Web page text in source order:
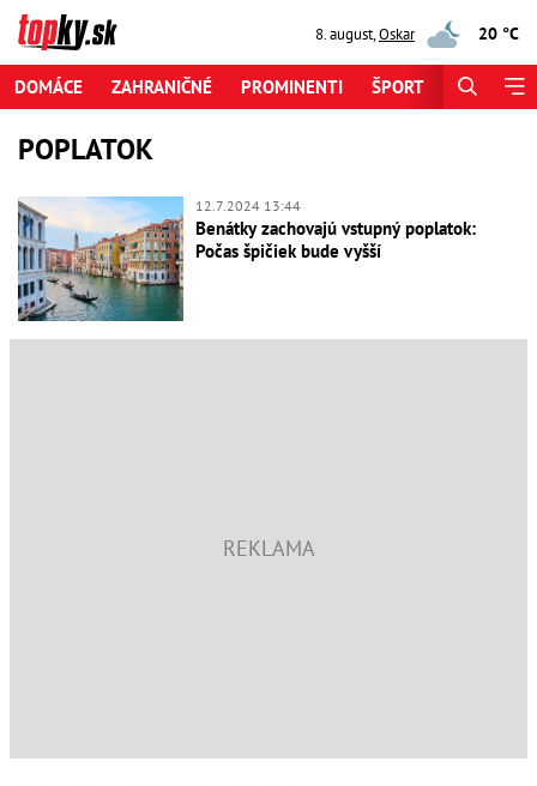
8. august,Oskar 20 °C
DOMÁCE ZAHRANIČNÉ PROMINENTI ŠPORT
POPLATOK
12.7.2024 13:44
Benátky zachovajú vstupný poplatok:
Počas špičiek bude vyšší